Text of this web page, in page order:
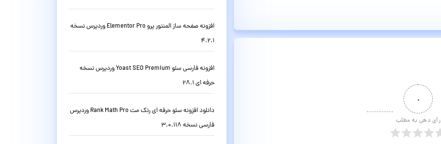
۰
رأی دهی به مطلب
افزونه صفحه ساز المنتور پرو Elementor Pro وردپرس نسخه
4.2.1
افزونه فارسی سئو Yoast SEO Premium وردپرس نسخه
حرفه ای 28.1
دانلود افزونه سئو حرفه ای رنک مث Rank Math Pro وردپرس
فارسی نسخه 3.0.118